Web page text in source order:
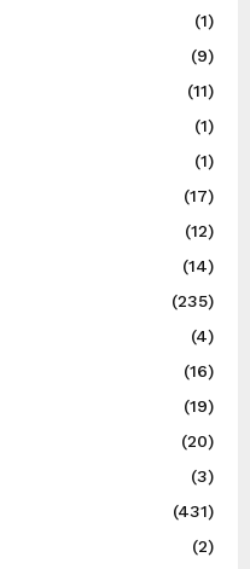
(1)
(9)
(11)
(1)
(1)
(17)
(12)
(14)
(235)
(4)
(16)
(19)
(20)
(3)
(431)
(2)